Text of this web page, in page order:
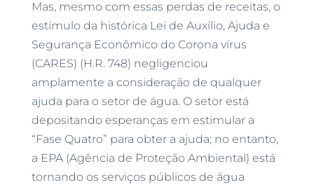
Mas, mesmo com essas perdas de receitas, o
estímulo da histórica Lei de Auxílio, Ajuda e
Segurança Econômico do Corona vírus
(CARES) (H.R. 748) negligenciou
amplamente a consideração de qualquer
ajuda para o setor de água. O setor está
depositando esperanças em estimular a
“Fase Quatro” para obter a ajuda; no entanto,
a EPA (Agência de Proteção Ambiental) está
tornando os serviços públicos de água